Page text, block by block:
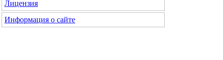
Лицензия
Информация о сайте